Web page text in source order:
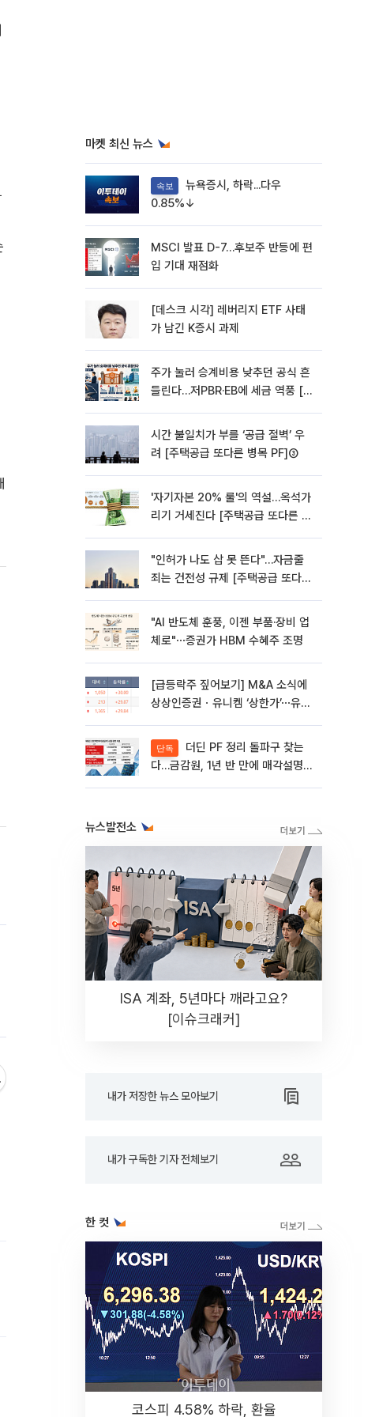
마켓 최신 뉴스
속보
0.85%↓
MSCI 발표 D-7…후보주 반등에 편
입 기대 재점화
[데스크 시각] 레버리지 ETF 사태
가 남긴 K증시 과제
주가 눌러 승계비용 낮추던 공식 흔
들린다…저PBR·EB에 세금 역풍 [기
시간 불일치가 부를 ‘공급 절벽’ 우
려 [주택공급 또다른 병목 PF]③
'자기자본 20% 룰'의 역설…옥석가
리기 거세진다 [주택공급 또다른 병
"인허가 나도 삽 못 뜬다"…자금줄
죄는 건전성 규제 [주택공급 또다른
"AI 반도체 훈풍, 이젠 부품·장비 업
체로"⋯증권가 HBM 수혜주 조명
[급등락주 짚어보기] M&A 소식에
상상인증권ㆍ유니켐 ‘상한가’⋯유증
단독
다…금감원, 1년 반 만에 매각설명회
뉴스발전소
ISA 계좌, 5년마다 깨라고요?
[이슈크래커]
내가 저장한 뉴스 모아보기
내가 구독한 기자 전체보기
한 컷
코스피 4.58% 하락, 환율